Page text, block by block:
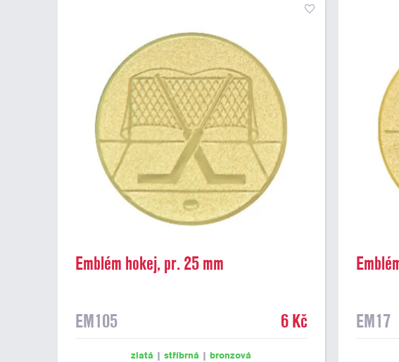
Emblém hokej, pr. 25 mm
EM105 6 Kč
zlatá |stříbrná | bronzová
EM17